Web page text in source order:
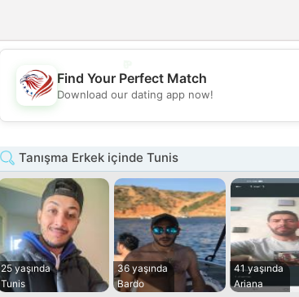
Find Your Perfect Match
Download our dating app now!
Tanışma Erkek içinde Tunis
25 yaşında
Tunis
36 yaşında
Bardo
41 yaşında
Ariana